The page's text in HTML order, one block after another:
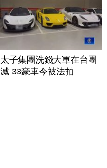
太子集團洗錢大軍在台團
滅 33豪車今被法拍